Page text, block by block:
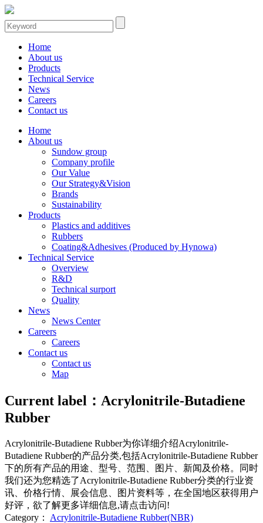
Home
About us
Products
Technical Service
News
Careers
Contact us
Home
About us
Sundow group
Company profile
Our Value
Our Strategy&Vision
Brands
Sustainability
Products
Plastics and additives
Rubbers
Coating&Adhesives (Produced by Hynowa)
Technical Service
Overview
R&D
Technical surport
Quality
News
News Center
Careers
Careers
Contact us
Contact us
Map
Current label： Acrylonitrile-Butadiene
Rubber
Acrylonitrile-Butadiene Rubber为你详细介绍Acrylonitrile-
Butadiene Rubber的产品分类,包括Acrylonitrile-Butadiene Rubber
下的所有产品的用途、型号、范围、图片、新闻及价格。同时
我们还为您精选了Acrylonitrile-Butadiene Rubber分类的行业资
讯、价格行情、展会信息、图片资料等，在全国地区获得用户
好评，欲了解更多详细信息,请点击访问!
Category：
Acrylonitrile-Butadiene Rubber(NBR)